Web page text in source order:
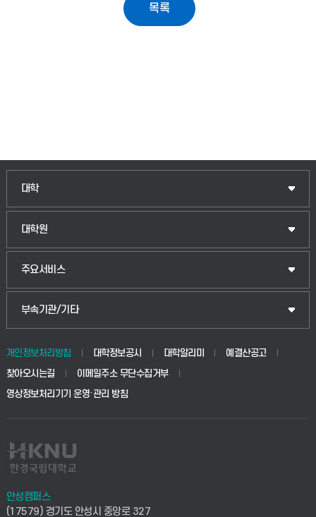
대학
대학원
주요서비스
부속기관/기타
개인정보처리방침 대학정보공시 대학알리미
예결산공고
찾아오시는길
이메일주소 무단수집거부
영상정보처리기기 운영·관리 방침
안성캠퍼스
(17579) 경기도 안성시 중앙로 327